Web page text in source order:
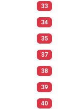
33
34
35
37
38
39
40